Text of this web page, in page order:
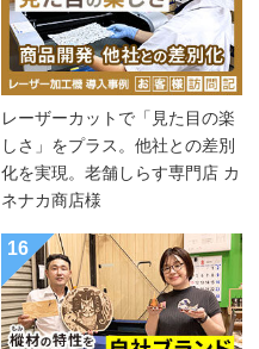
レーザーカットで「見た目の楽
しさ」をプラス。他社との差別
化を実現。老舗しらす専門店 カ
ネナカ商店様
16